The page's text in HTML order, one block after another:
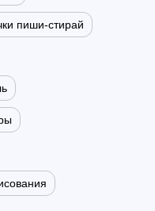
пиши-стирай